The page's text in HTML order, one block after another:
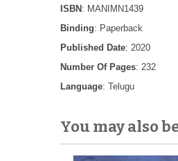
ISBN : MANIMN1439
Binding: Paperback
Published Date: 2020
Number Of Pages: 232
Language: Telugu
You may also